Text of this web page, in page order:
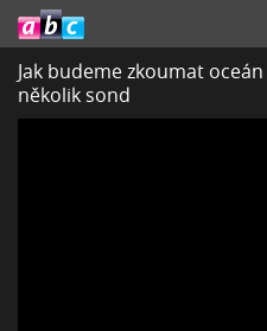
Jak budeme zkoumat
několik sond